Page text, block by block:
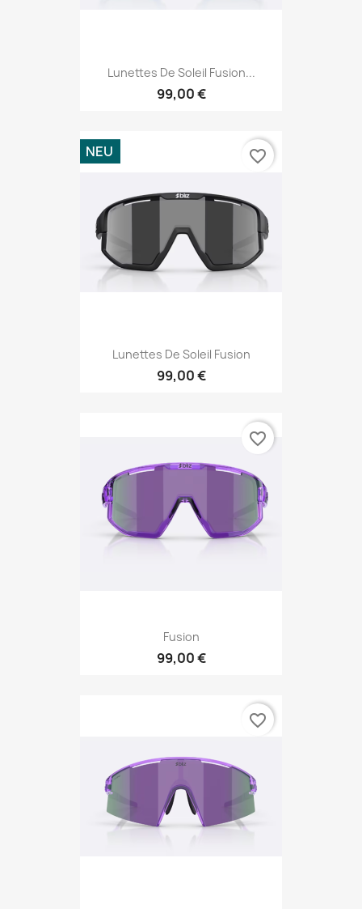
Lunettes De Soleil Fusion...
99,00 €
Lunettes De Soleil Fusion
99,00 €
NEU favorite_border
Fusion
99,00 €
favorite_border
favorite_border